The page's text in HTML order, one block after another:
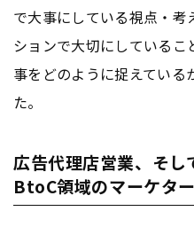
で大事にしている視点・
ションで大切にしているこ
事をどのように捉えている
た。
広告代理店営業、そし
BtoC領域のマーケタ